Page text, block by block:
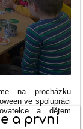
na procházku
ve spolupráci
a dětem
a první